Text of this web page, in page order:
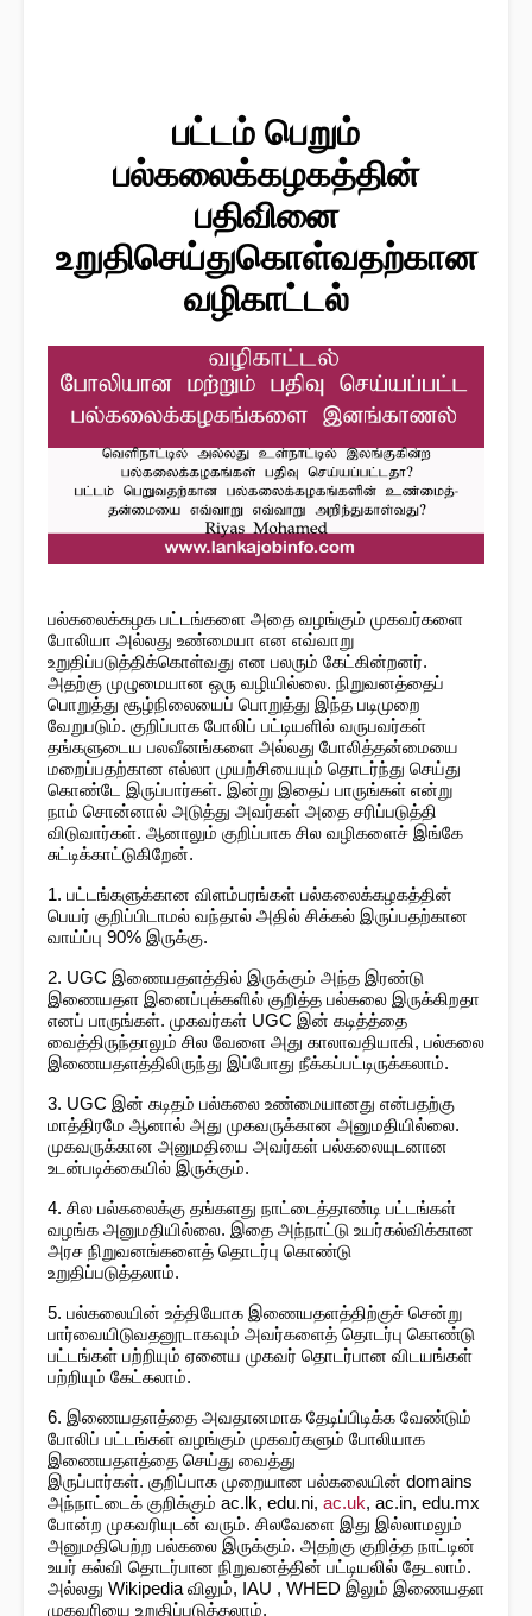
பட்டம் பெறும்
பல்கலைக்கழகத்தின்
பதிவினை
உறுதிசெய்துகொள்வதற்கான
வழிகாட்டல்
பல்கலைக்கழக பட்டங்களை அதை வழங்கும் முகவர்களை
போலியா அல்லது உண்மையா என எவ்வாறு
உறுதிப்படுத்திக்கொள்வது என பலரும் கேட்கின்றனர்.
அதற்கு முழுமையான ஒரு வழியில்லை. நிறுவனத்தைப்
பொறுத்து சூழ்நிலையைப் பொறுத்து இந்த படிமுறை
வேறுபடும். குறிப்பாக போலிப் பட்டியளில் வருபவர்கள்
தங்களுடைய பலவீனங்களை அல்லது போலித்தன்மையை
மறைப்பதற்கான எல்லா முயற்சியையும் தொடர்ந்து செய்து
கொண்டே இருப்பார்கள். இன்று இதைப் பாருங்கள் என்று
நாம் சொன்னால் அடுத்து அவர்கள் அதை சரிப்படுத்தி
விடுவார்கள். ஆனாலும் குறிப்பாக சில வழிகளைச் இங்கே
சுட்டிக்காட்டுகிறேன்.
1. பட்டங்களுக்கான விளம்பரங்கள் பல்கலைக்கழகத்தின்
பெயர் குறிப்பிடாமல் வந்தால் அதில் சிக்கல் இருப்பதற்கான
வாய்ப்பு 90% இருக்கு.
2. UGC இணையதளத்தில் இருக்கும் அந்த இரண்டு
இணையதள இனைப்புக்களில் குறித்த பல்கலை இருக்கிறதா
எனப் பாருங்கள். முகவர்கள் UGC இன் கடித்த்தை
வைத்திருந்தாலும் சில வேளை அது காலாவதியாகி, பல்கலை
இணையதளத்திலிருந்து இப்போது நீக்கப்பட்டிருக்கலாம்.
3. UGC இன் கடிதம் பல்கலை உண்மையானது என்பதற்கு
மாத்திரமே ஆனால் அது முகவருக்கான அனுமதியில்லை.
முகவருக்கான அனுமதியை அவர்கள் பல்கலையுடனான
உடன்படிக்கையில் இருக்கும்.
4. சில பல்கலைக்கு தங்களது நாட்டைத்தாண்டி பட்டங்கள்
வழங்க அனுமதியில்லை. இதை அந்நாட்டு உயர்கல்விக்கான
அரச நிறுவனங்களைத் தொடர்பு கொண்டு
உறுதிப்படுத்தலாம்.
5. பல்கலையின் உத்தியோக இணையதளத்திற்குச் சென்று
பார்வையிடுவதனூடாகவும் அவர்களைத் தொடர்பு கொண்டு
பட்டங்கள் பற்றியும் ஏனைய முகவர் தொடர்பான விடயங்கள்
பற்றியும் கேட்கலாம்.
6. இணையதளத்தை அவதானமாக தேடிப்பிடிக்க வேண்டும்
போலிப் பட்டங்கள் வழங்கும் முகவர்களும் போலியாக
இணையதளத்தை செய்து வைத்து
இருப்பார்கள். குறிப்பாக முறையான பல்கலையின் domains
அந்நாட்டைக் குறிக்கும் ac.lk, edu.ni, ac.uk, ac.in, edu.mx
போன்ற முகவரியுடன் வரும். சிலவேளை இது இல்லாமலும்
அனுமதிபெற்ற பல்கலை இருக்கும். அதற்கு குறித்த நாட்டின்
உயர் கல்வி தொடர்பான நிறுவனத்தின் பட்டியலில் தேடலாம்.
அல்லது Wikipedia விலும், IAU , WHED இலும் இணையதள
முகவரியை உறுதிப்படுத்தலாம்.